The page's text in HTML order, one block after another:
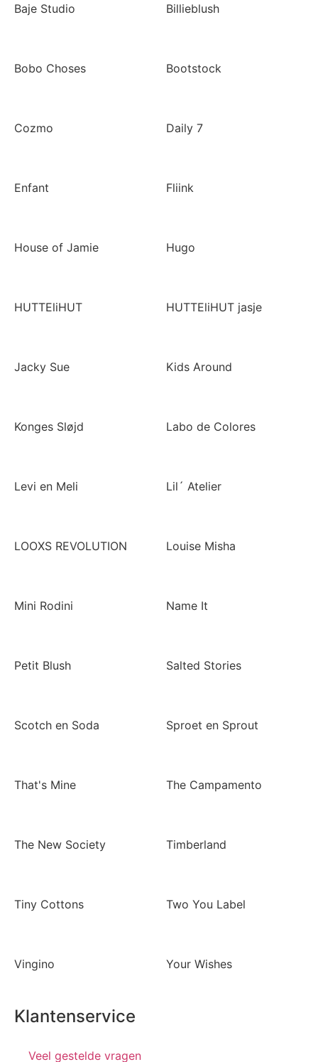
Baje Studio Billieblush
Bobo Choses Bootstock
Cozmo Daily 7
Enfant Fliink
House of Jamie Hugo
HUTTEliHUT HUTTEliHUT jasje
Jacky Sue Kids Around
Konges Sløjd Labo de Colores
Levi en Meli Lil´ Atelier
LOOXS REVOLUTION Louise Misha
Mini Rodini Name It
Petit Blush Salted Stories
Scotch en Soda Sproet en Sprout
That's Mine The Campamento
The New Society Timberland
Tiny Cottons Two You Label
Vingino Your Wishes
Klantenservice
Veel gestelde vragen